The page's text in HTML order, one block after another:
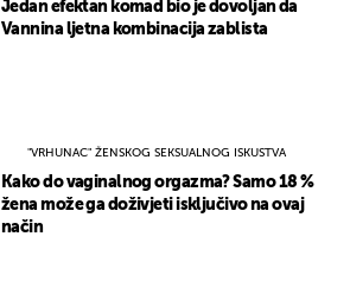
Jedan efektan komad bio je dovoljan da
Vannina ljetna kombinacija zablista
"VRHUNAC" ŽENSKOG SEKSUALNOG ISKUSTVA
Kako do vaginalnog orgazma? Samo 18 %
žena može ga doživjeti isključivo na ovaj
način